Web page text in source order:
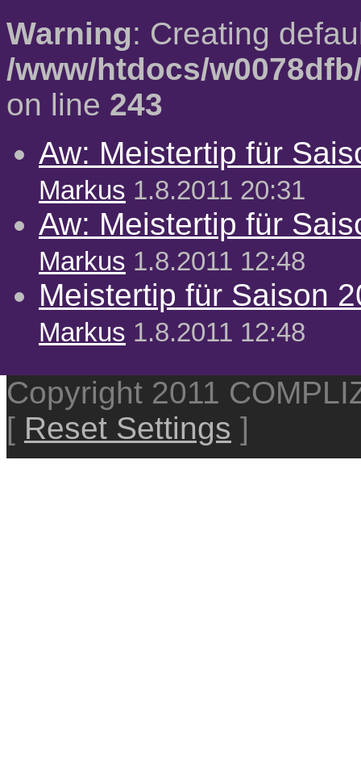
Warning: Creating
/www/htdocs/
on line 243
Aw: Meistertip für
Markus 1.8.2011 20:31
Aw: Meistertip für
Markus 1.8.2011 12:48
Meistertip für Saison
Markus 1.8.2011 12:48
Copyright 2011
[ Reset Settings ]